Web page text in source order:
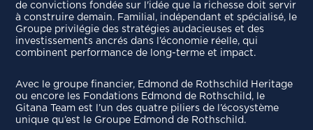
de convictions fondée sur l'idée que la richesse doit servir
à construire demain. Familial, indépendant et spécialisé, le
Groupe privilégie des stratégies audacieuses et des
investissements ancrés dans l’économie réelle, qui
combinent performance de long-terme et impact.
Avec le groupe ﬁnancier, Edmond de Rothschild Heritage
ou encore les Fondations Edmond de Rothschild, le
Gitana Team est l’un des quatre piliers de l’écosystème
unique qu’est le Groupe Edmond de Rothschild.